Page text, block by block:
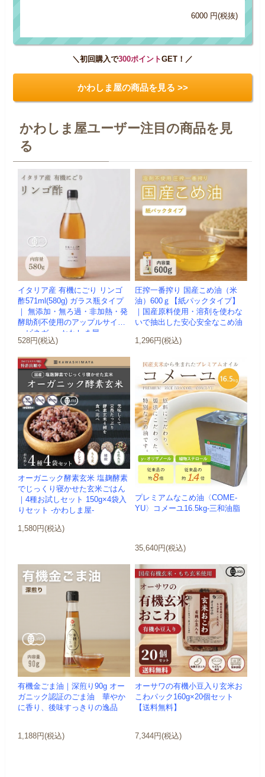
6000 円(税抜)
＼初回購入で300ポイントGET！／
かわしま屋の商品を見る >>
かわしま屋ユーザー注目の商品を見
る
イタリア産 有機にごり リンゴ
酢571ml(580g) ガラス瓶タイプ
｜ 無添加・無ろ過・非加熱・発
酵助剤不使用のアップルサイダ
ービネガー -かわしま屋-
528円(税込)
圧搾一番搾り 国産こめ油（米
油）600ｇ【紙パックタイプ】
｜国産原料使用・溶剤を使わな
いで抽出した安心安全なこめ油
1,296円(税込)
オーガニック酵素玄米 塩麹酵素
でじっくり寝かせた玄米ごはん
｜4種お試しセット 150g×4袋入
りセット -かわしま屋-
1,580円(税込)
プレミアムなこめ油〈COME-
YU〉コメーユ16.5kg-三和油脂
35,640円(税込)
有機金ごま油｜深煎り90g オー
ガニック認証のごま油 華やか
に香り、後味すっきりの逸品
1,188円(税込)
オーサワの有機小豆入り玄米お
こわパック160g×20個セット
【送料無料】
7,344円(税込)